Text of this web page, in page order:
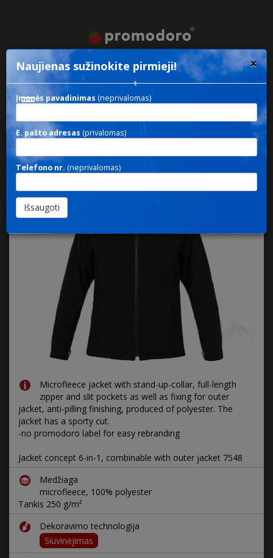
Toggle
Men’s Fleece Jacket C⁺7910
Microfleece jacket with stand-up-collar, full-length
zipper and slit pockets as well as fixing for outer
jacket, anti-pilling finishing, produced of polyester. The
jacket has a sporty cut.
-no promodoro label for easy rebranding
Jacket concept 6-in-1, combinable with outer jacket 7548
Medžiaga
microfleece, 100% polyester
Tankis 250 g/m²
Dekoravimo technologija
Siuvinėjimas
×
Naujienas sužinokite pirmieji!
Įmonės pavadinimas (neprivalomas)
E. pašto adresas (privalomas)
Telefono nr. (neprivalomas)